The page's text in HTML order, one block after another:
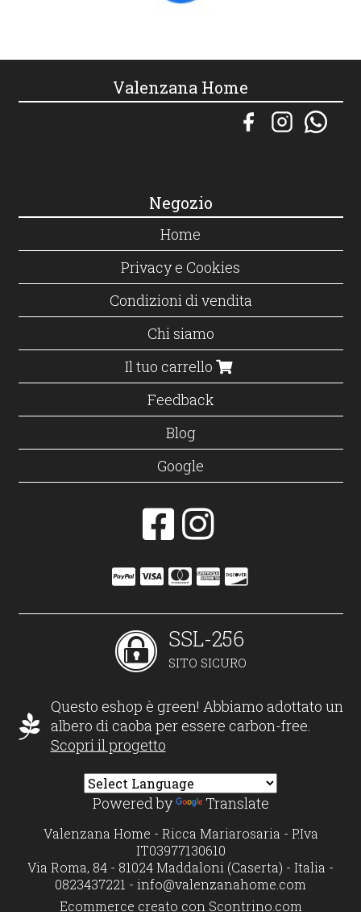
Valenzana Home
Negozio
Home
Privacy e Cookies
Condizioni di vendita
Chi siamo
Il tuo carrello
Feedback
Blog
Google
SSL-256
SITO SICURO
Questo eshop è green! Abbiamo adottato un
albero di caoba per essere carbon-free.
Scopri il progetto
Powered by Translate
Valenzana Home - Ricca Mariarosaria - P.Iva
IT03977130610
Via Roma, 84 - 81024 Maddaloni (Caserta) - Italia -
0823437221 - info@valenzanahome.com
Ecommerce creato con Scontrino.com